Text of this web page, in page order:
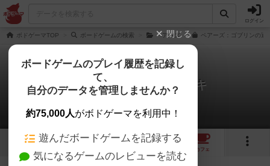
ログイン
ボドゲーマTOP ボードゲームの検索 ペアーズ ペアーズ：ゴブリンの通
ペアーズ：ゴブリンデッキ
9店のカフェ/スペースが提供中
1
カフェ
閉じる
ボードゲームのプレイ履歴を記録し
て、
自分のデータを管理しませんか？
約75,000人がボドゲーマを利用中！
遊んだボードゲームを記録する
気になるゲームのレビューを読む